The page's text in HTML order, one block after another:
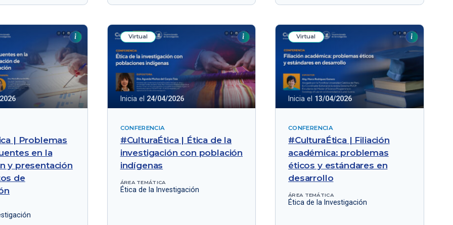
| Problemas
en la
y presentación
de
Virtual
Inicia el 24/04/2026
CONFERENCIA
#CulturaÉtica | Ética de la
investigación con población
indígenas
ÁREA TEMÁTICA
Ética de la Investigación
Virtual
Inicia el 13/04/2026
CONFERENCIA
#CulturaÉtica | Filiación
académica: problemas
éticos y estándares en
desarrollo
ÁREA TEMÁTICA
Ética de la Investigación